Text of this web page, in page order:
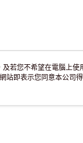
若您不希望在電腦上
站即表示您同意本公司